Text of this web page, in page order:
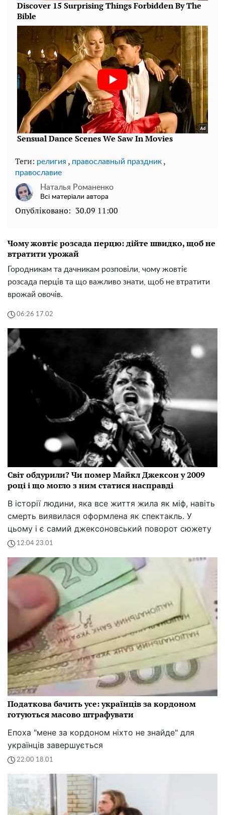
Теги: религия , православный праздник ,
православие
Наталья Романенко
Всі матеріали автора
Опубліковано: 30.09 11:00
Чому жовтіє розсада перцю: дійте швидко, щоб не
втратити урожай
Городникам та дачникам розповіли, чому жовтіє
розсада перців та що важливо знати, щоб не втратити
врожай овочів.
06:26 17.02
Світ обдурили? Чи помер Майкл Джексон у 2009
році і що могло з ним статися насправді
В історії людини, яка все життя жила як міф, навіть
смерть виявилася оформлена як спектакль. У
цьому і є самий джексоновський поворот сюжету
12:04 23.01
Податкова бачить усе: українців за кордоном
готуються масово штрафувати
Епоха "мене за кордоном ніхто не знайде" для
українців завершується
22:00 18.01